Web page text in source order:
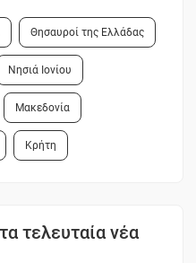
Θησαυροί της Ελλάδας
Νησιά Ιονίου
Μακεδονία
Κρήτη
τελευταία νέα